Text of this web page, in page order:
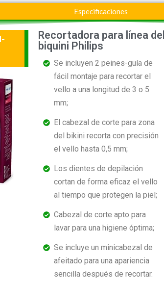
Especificaciones
Recortadora para línea del
biquini Philips
Se incluyen 2 peines-guía de
fácil montaje para recortar el
vello a una longitud de 3 o 5
mm;
El cabezal de corte para zona
del bikini recorta con precisión
el vello hasta 0,5 mm;
Los dientes de depilación
cortan de forma eficaz el vello
al tiempo que protegen la piel;
Cabezal de corte apto para
lavar para una higiene óptima;
Se incluye un minicabezal de
afeitado para una apariencia
sencilla después de recortar.